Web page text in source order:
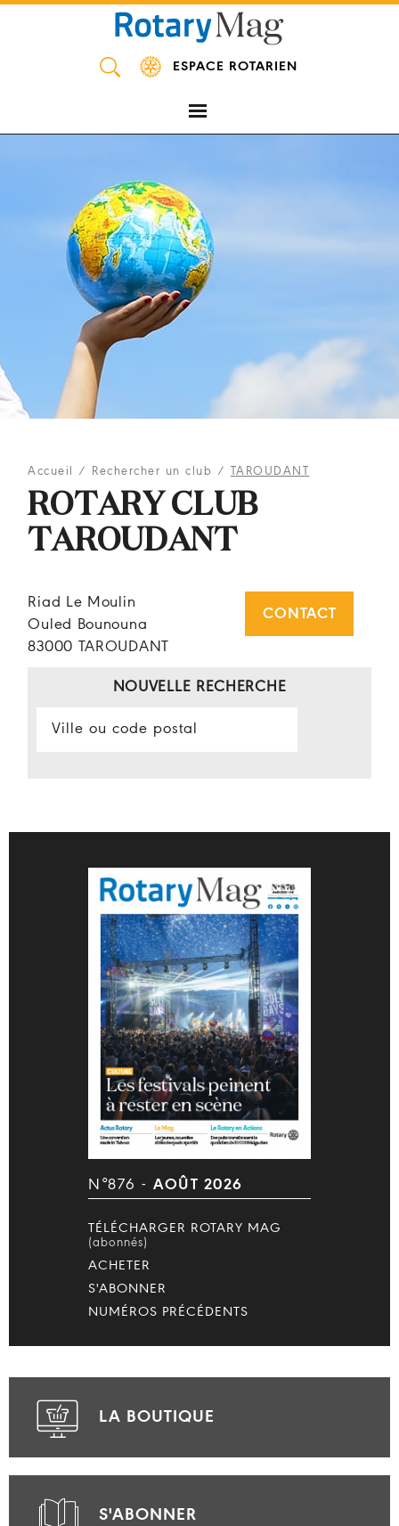
ESPACE ROTARIEN
Accueil / Rechercher un club / TAROUDANT
ROTARY CLUB
TAROUDANT
Riad Le Moulin
Ouled Bounouna
83000 TAROUDANT
CONTACT
NOUVELLE RECHERCHE
N°876 - AOÛT 2026
TÉLÉCHARGER ROTARY MAG
(abonnés)
ACHETER
S'ABONNER
NUMÉROS PRÉCÉDENTS
LA BOUTIQUE
S'ABONNER
Panneau de gestion des cookies